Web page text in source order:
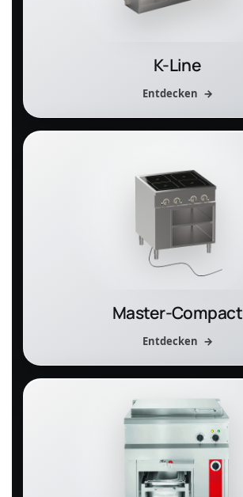
K-Line
Entdecken
Master-Compact
Entdecken